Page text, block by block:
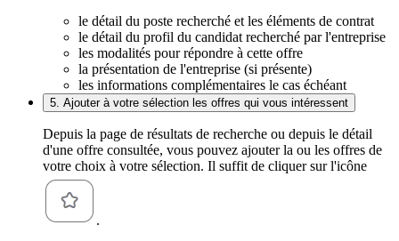
le détail du poste recherché et les éléments de contrat
le détail du profil du candidat recherché par l'entreprise
les modalités pour répondre à cette offre
la présentation de l'entreprise (si présente)
les informations complémentaires le cas échéant
5. Ajouter à votre sélection les offres qui vous intéressent
Depuis la page de résultats de recherche ou depuis le détail
d'une offre consultée, vous pouvez ajouter la ou les offres de
votre choix à votre sélection. Il suffit de cliquer sur l'icône
.